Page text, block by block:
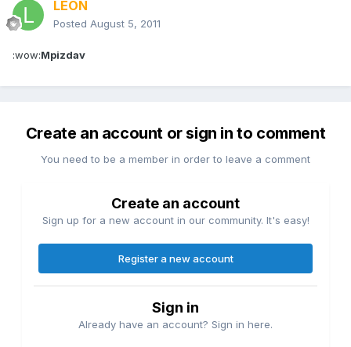
LEON
Posted August 5, 2011
:wow:Mpizdav
Create an account or sign in to comment
You need to be a member in order to leave a comment
Create an account
Sign up for a new account in our community. It's easy!
Register a new account
Sign in
Already have an account? Sign in here.